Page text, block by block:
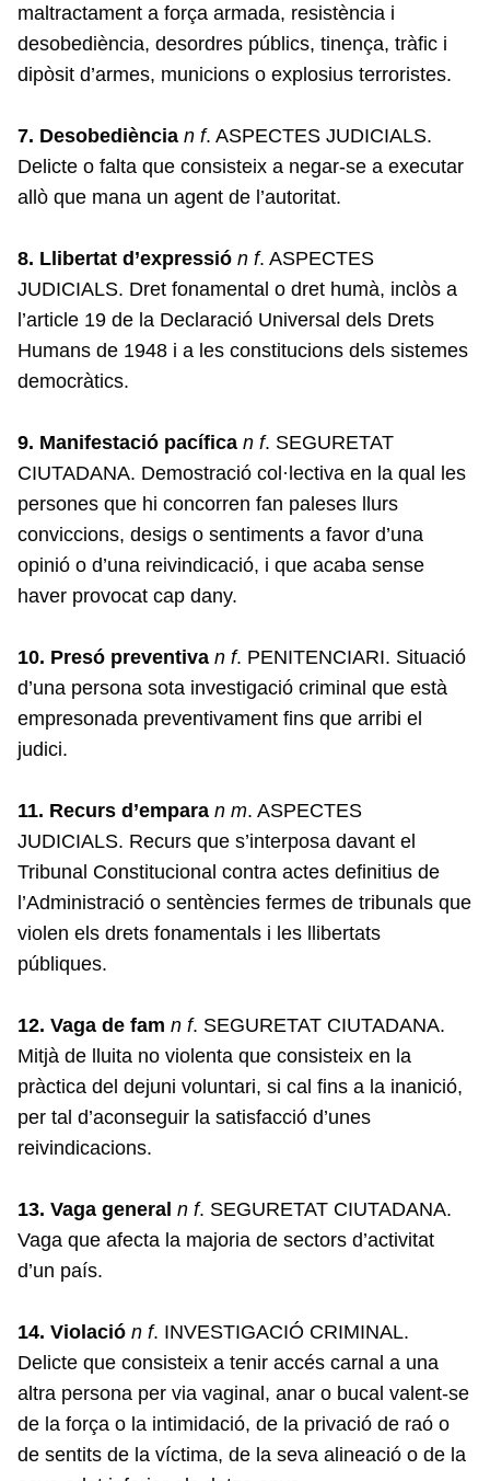
maltractament a força armada, resistència i
desobediència, desordres públics, tinença, tràfic i
dipòsit d’armes, municions o explosius terroristes.
7. Desobediència n f. ASPECTES JUDICIALS.
Delicte o falta que consisteix a negar-se a executar
allò que mana un agent de l’autoritat.
8. Llibertat d’expressió n f. ASPECTES
JUDICIALS. Dret fonamental o dret humà, inclòs a
l’article 19 de la Declaració Universal dels Drets
Humans de 1948 i a les constitucions dels sistemes
democràtics.
9. Manifestació pacífica n f. SEGURETAT
CIUTADANA. Demostració col·lectiva en la qual les
persones que hi concorren fan paleses llurs
conviccions, desigs o sentiments a favor d’una
opinió o d’una reivindicació, i que acaba sense
haver provocat cap dany.
10. Presó preventiva n f. PENITENCIARI. Situació
d’una persona sota investigació criminal que està
empresonada preventivament fins que arribi el
judici.
11. Recurs d’empara n m. ASPECTES
JUDICIALS. Recurs que s’interposa davant el
Tribunal Constitucional contra actes definitius de
l’Administració o sentències fermes de tribunals que
violen els drets fonamentals i les llibertats
públiques.
12. Vaga de fam n f. SEGURETAT CIUTADANA.
Mitjà de lluita no violenta que consisteix en la
pràctica del dejuni voluntari, si cal fins a la inanició,
per tal d’aconseguir la satisfacció d’unes
reivindicacions.
13. Vaga general n f. SEGURETAT CIUTADANA.
Vaga que afecta la majoria de sectors d’activitat
d’un país.
14. Violació n f. INVESTIGACIÓ CRIMINAL.
Delicte que consisteix a tenir accés carnal a una
altra persona per via vaginal, anar o bucal valent-se
de la força o la intimidació, de la privació de raó o
de sentits de la víctima, de la seva alineació o de la